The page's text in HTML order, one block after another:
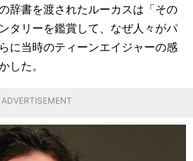
辞書を渡されたルーカスは「その
タリーを鑑賞して、なぜ人々がパ
に当時のティーンエイジャーの感
した。
ADVERTISEMENT